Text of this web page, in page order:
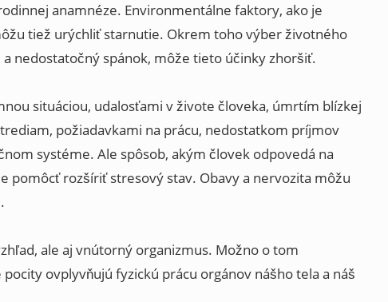
anamnéze. Environmentálne faktory, ako je
tiež urýchliť starnutie. Okrem toho výber životného
nedostatočný spánok, môže tieto účinky zhoršiť.
situáciou, udalosťami v živote človeka, úmrtím blízkej
požiadavkami na prácu, nedostatkom príjmov
systéme. Ale spôsob, akým človek odpovedá na
pomôcť rozšíriť stresový stav. Obavy a nervozita môžu
ale aj vnútorný organizmus. Možno o tom
ovplyvňujú fyzickú prácu orgánov nášho tela a náš